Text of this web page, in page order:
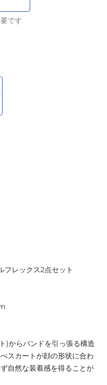
です
フレックス2点セット
)からバンドを引っ張る構造
スカートが顔の形状に合わ
自然な装着感を得ることが